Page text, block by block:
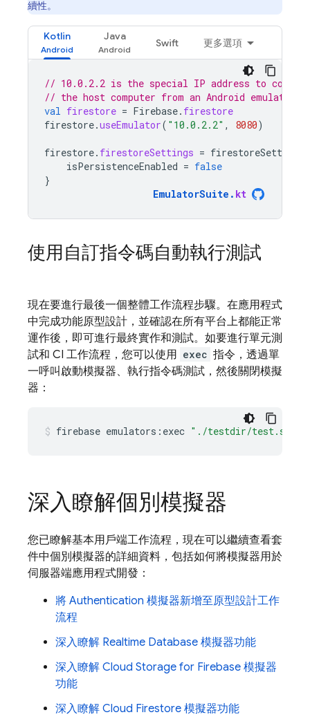
續性。
Kotlin Java
Swift 更多選項
// 10.0.2.2 is the special IP address to
// the host computer from an Android emulator.
val firestore = Firebase. firestore
firestore.useEmulator( "10.0.2.2" , 8080)
firestore. firestoreSettings = firestoreSettings
isPersistenceEnabled = false
}
EmulatorSuite . kt
使用自訂指令碼自動執行測試
現在要進行最後一個整體工作流程步驟。在應用程式
中完成功能原型設計，並確認在所有平台上都能正常
運作後，即可進行最終實作和測試。如要進行單元測
試和 CI 工作流程，您可以使用 exec 指令，透過單
一呼叫啟動模擬器、執行指令碼測試，然後關閉模擬
器：
firebase emulators:exec "./testdir/test.sh"
深入瞭解個別模擬器
您已瞭解基本用戶端工作流程，現在可以繼續查看套
件中個別模擬器的詳細資料，包括如何將模擬器用於
伺服器端應用程式開發：
將 Authentication 模擬器新增至原型設計工作
流程
深入瞭解 Realtime Database 模擬器功能
深入瞭解 Cloud Storage for Firebase 模擬器
功能
深入瞭解 Cloud Firestore 模擬器功能